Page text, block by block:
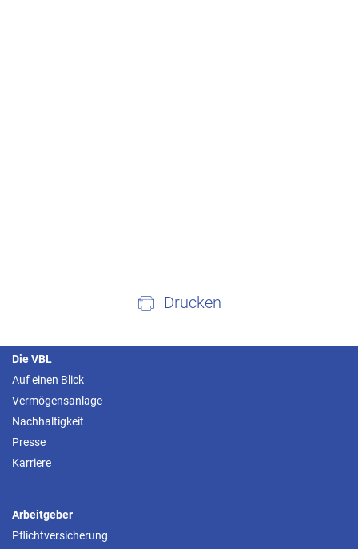
Drucken
Die VBL
Auf einen Blick
Vermögensanlage
Nachhaltigkeit
Presse
Karriere
Arbeitgeber
Pflichtversicherung